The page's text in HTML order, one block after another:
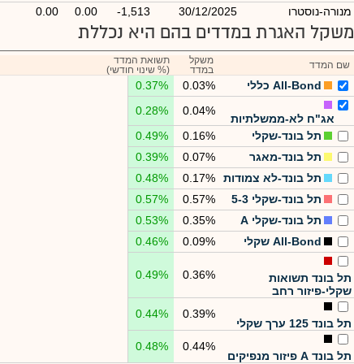
מנורה-נוסטרו
30/12/2025
-1,513
0.00
0.00
משקל האגרת במדדים בהם היא נכללת
שם המדד
משקל
במדד
תשואת המדד
(% שינוי חודשי)
All-Bond כללי 0.03%
0.37%
אג"ח לא-ממשלתיות
0.04%
0.28%
תל בונד-שקלי
0.16%
0.49%
תל בונד-מאגר
0.07%
0.39%
תל בונד-לא צמודות
0.17%
0.48%
תל בונד-שקלי 5-3
0.57%
0.57%
תל בונד-שקלי A
0.35%
0.53%
All-Bond שקלי
0.09%
0.46%
תל בונד תשואות
שקלי-פיזור רחב
0.36%
0.49%
תל בונד 125 ערך שקלי
0.39%
0.44%
תל בונד A פיזור מנפיקים
0.44%
0.48%